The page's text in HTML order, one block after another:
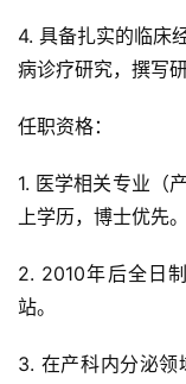
4. 具备扎实的临床
病诊疗研究，撰写
任职资格：
1. 医学相关专业（
上学历，博士优先。
2. 2010年后全日
站。
3. 在产科内分泌